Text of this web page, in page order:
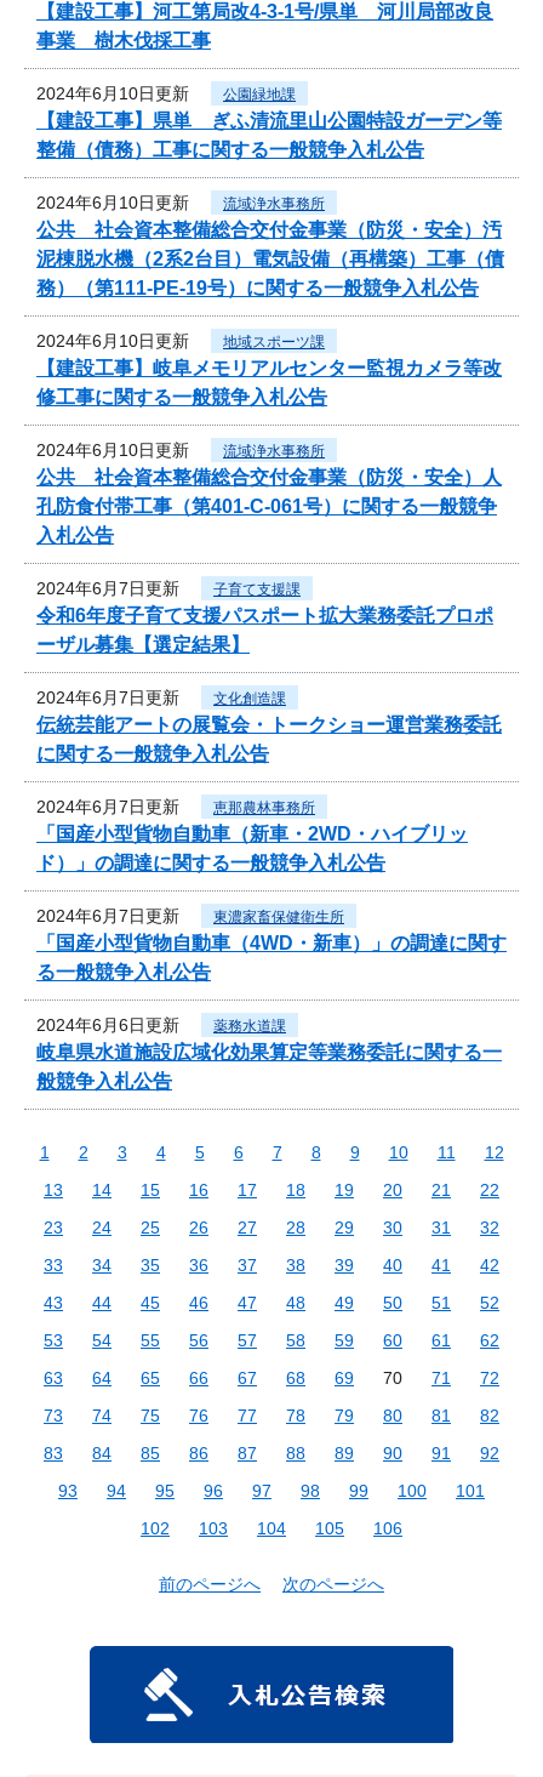
【建設工事】河工第局改4-3-1号/県単 河川局部改良
事業 樹木伐採工事
2024年6月10日更新 公園緑地課
【建設工事】県単 ぎふ清流里山公園特設ガーデン等
整備（債務）工事に関する一般競争入札公告
2024年6月10日更新 流域浄水事務所
公共 社会資本整備総合交付金事業（防災・安全）汚
泥棟脱水機（2系2台目）電気設備（再構築）工事（債
務）（第111-PE-19号）に関する一般競争入札公告
2024年6月10日更新 地域スポーツ課
【建設工事】岐阜メモリアルセンター監視カメラ等改
修工事に関する一般競争入札公告
2024年6月10日更新 流域浄水事務所
公共 社会資本整備総合交付金事業（防災・安全）人
孔防食付帯工事（第401-C-061号）に関する一般競争
入札公告
2024年6月7日更新 子育て支援課
令和6年度子育て支援パスポート拡大業務委託プロポ
ーザル募集【選定結果】
2024年6月7日更新 文化創造課
伝統芸能アートの展覧会・トークショー運営業務委託
に関する一般競争入札公告
2024年6月7日更新 恵那農林事務所
「国産小型貨物自動車（新車・2WD・ハイブリッ
ド）」の調達に関する一般競争入札公告
2024年6月7日更新 東濃家畜保健衛生所
「国産小型貨物自動車（4WD・新車）」の調達に関す
る一般競争入札公告
2024年6月6日更新 薬務水道課
岐阜県水道施設広域化効果算定等業務委託に関する一
般競争入札公告
1 2 3 4 5 6 7 8 9 10 11
12
13
14 15 16 17 18 19 20 21
22
23
24 25 26 27 28 29 30 31
32
33
34 35 36 37 38 39 40 41
42
43
44 45 46 47 48 49 50 51
52
53
54 55 56 57 58 59 60 61
62
63
64 65 66 67 68 69 70 71
72
73
74 75 76 77 78 79 80 81
82
83
84 85 86 87 88 89 90 91
92
93
94 95 96 97 98 99 100
101
102
103 104 105 106
前のページへ 次のページへ